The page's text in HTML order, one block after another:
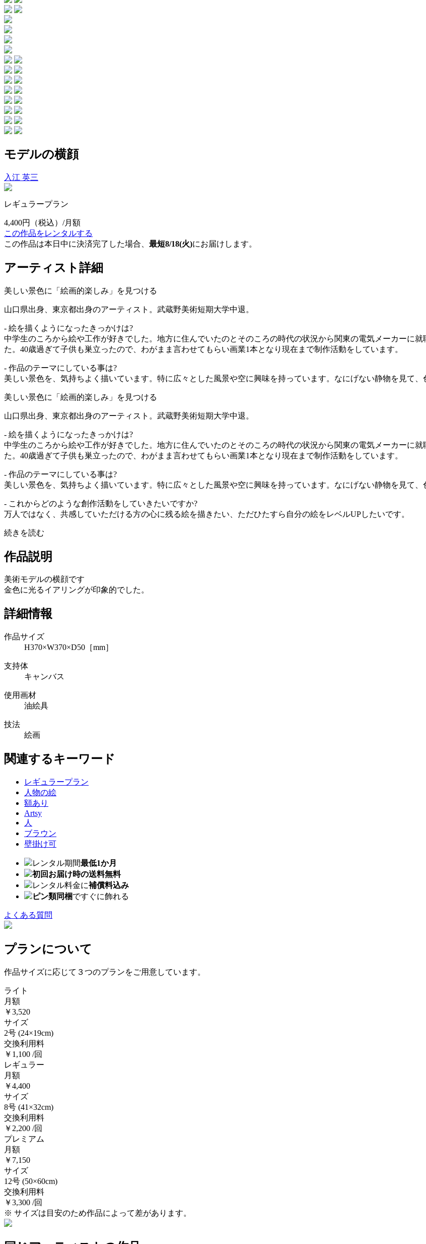
モデルの横顔
入江 英三
レギュラープラン
4,400円
（税込）/月額
この作品をレンタルする
この作品は本日中に決済完了した場合、 最短8/18(火)にお届けします。
アーティスト詳細
美しい景色に「絵画的楽しみ」を見つける
山口県出身、東京都出身のアーティスト。武蔵野美術短期大学中退。
- 絵を描くようになったきっかけは?
中学生のころから絵や工作が好きでした。地方に住んでいたのとそのころの時代の状況から関東の電気メーカーに
た。40歳過ぎて子供も巣立ったので、わがまま言わせてもらい画業1本となり現在まで制作活動をしています。
- 作品のテーマにしている事は?
美しい景色を、気持ちよく描いています。特に広々とした風景や空に興味を持っています。なにげない静物を見て、
美しい景色に「絵画的楽しみ」を見つける
山口県出身、東京都出身のアーティスト。武蔵野美術短期大学中退。
- 絵を描くようになったきっかけは?
中学生のころから絵や工作が好きでした。地方に住んでいたのとそのころの時代の状況から関東の電気メーカーに
た。40歳過ぎて子供も巣立ったので、わがまま言わせてもらい画業1本となり現在まで制作活動をしています。
- 作品のテーマにしている事は?
美しい景色を、気持ちよく描いています。特に広々とした風景や空に興味を持っています。なにげない静物を見て
- これからどのような創作活動をしていきたいですか?
万人ではなく、共感していただける方の心に残る絵を描きたい、ただひたすら自分の絵をレベルUPしたいです。
続きを読む
作品説明
美術モデルの横顔です
金色に光るイアリングが印象的でした。
詳細情報
作品サイズ
H370×W370×D50［mm］
支持体
キャンバス
使用画材
油絵具
技法
絵画
関連するキーワード
レギュラープラン
人物の絵
額あり
Artsy
人
ブラウン
壁掛け可
レンタル期間最低1か月
初回お届け時の送料無料
レンタル料金に補償料込み
ピン類同梱ですぐに飾れる
よくある質問
プランについて
作品サイズに応じて３つのプランをご用意しています。
ライト
月額
￥3,520
サイズ
2号 (24×19cm)
交換利用料
￥1,100 /回
レギュラー
月額
￥4,400
サイズ
8号 (41×32cm)
交換利用料
￥2,200 /回
プレミアム
月額
￥7,150
サイズ
12号 (50×60cm)
交換利用料
￥3,300 /回
※ サイズは目安のため作品によって差があります。